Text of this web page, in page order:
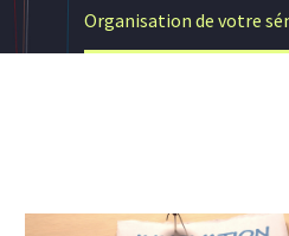
Organisation de votre